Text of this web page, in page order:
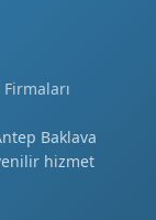
Baklava
hizmet